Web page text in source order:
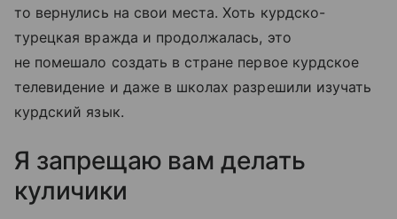
то вернулись на свои места. Хоть курдско-
турецкая вражда и продолжалась, это
не помешало создать в стране первое курдское
телевидение и даже в школах разрешили изучать
курдский язык.
Я запрещаю вам делать
куличики